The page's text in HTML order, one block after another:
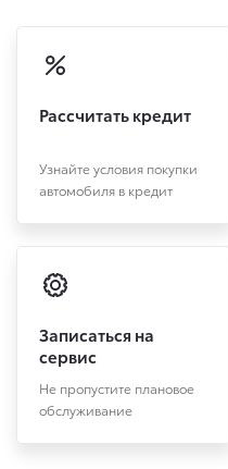
Рассчитать кредит
Узнайте условия покупки
автомобиля в кредит
Записаться на
сервис
Не пропустите плановое
обслуживание